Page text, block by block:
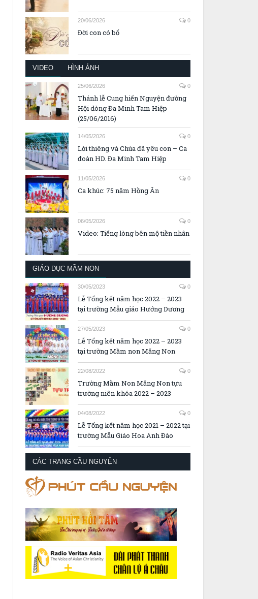
20/06/2026 0
Đời con có bố
VIDEO HÌNH ẢNH
25/06/2026 0
Thánh lễ Cung hiến Nguyện đường
Hội dòng Đa Minh Tam Hiệp
(25/06/2016)
14/05/2026 0
Lời thiêng và Chúa đã yêu con – Ca
đoàn HD. Đa Minh Tam Hiệp
11/05/2026 0
Ca khúc: 75 năm Hồng Ân
06/05/2026 0
Video: Tiếng lòng bên mộ tiền nhân
GIÁO DỤC MẦM NON
30/05/2023 0
Lễ Tổng kết năm học 2022 – 2023
tại trường Mẫu giáo Hướng Dương
27/05/2023 0
Lễ Tổng kết năm học 2022 – 2023
tại trường Mầm non Măng Non
22/08/2022 0
Trường Mầm Non Măng Non tựu
trường niên khóa 2022 – 2023
04/08/2022 0
Lễ Tổng kết năm học 2021 – 2022 tại
trường Mẫu Giáo Hoa Anh Đào
CÁC TRANG CẦU NGUYỆN